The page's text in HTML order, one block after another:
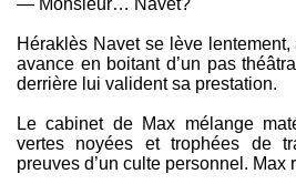
— Monsieur… Navet?
Héraklès Navet se lève
avance en boitant d’un pas
derrière lui valident sa prestation.
Le cabinet de Max mélange
vertes noyées et trophées de
preuves d’un culte personnel. Max